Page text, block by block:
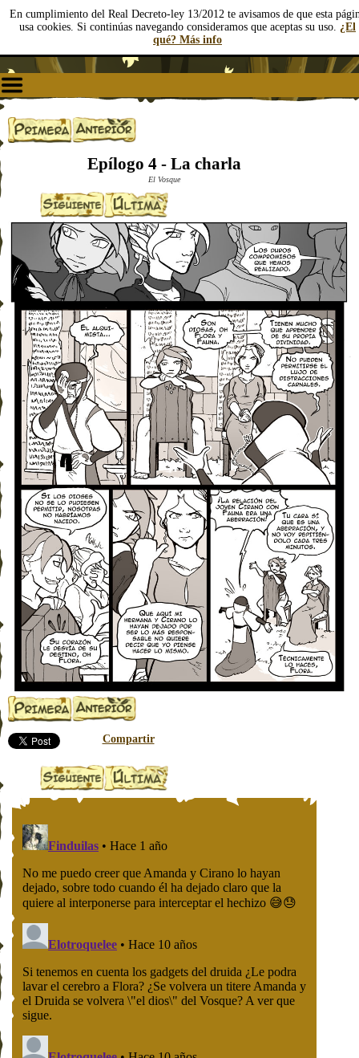
En cumplimiento del Real Decreto-ley 13/2012 te avisamos de que esta
usa cookies. Si continúas navegando consideramos que aceptas su uso. ¿El
qué? Más info
Epílogo 4 - La charla
El Vosque
Compartir